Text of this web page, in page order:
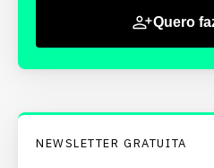
Quero
NEWSLETTER GRATUITA